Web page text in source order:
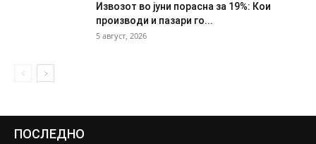
Извозот во јуни порасна за 19%: Кои
производи и пазари го...
5 август, 2026
ПОСЛЕДНО